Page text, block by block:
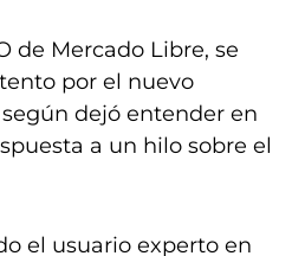
de Mercado Libre, se
por el nuevo
dejó entender en
a un hilo sobre el
el usuario experto en